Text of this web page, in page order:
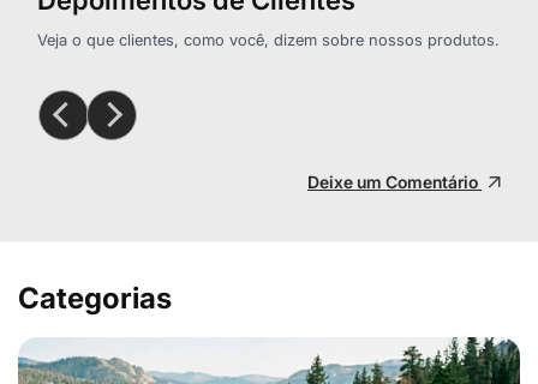
Veja o que clientes, como você, dizem sobre nossos produtos.
Deixe um Comentário
Categorias